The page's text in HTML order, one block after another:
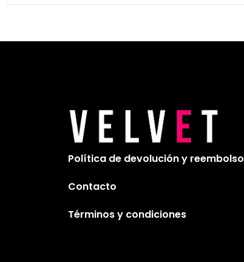
Política de devolución y reembolso
Contacto
Términos y condiciones